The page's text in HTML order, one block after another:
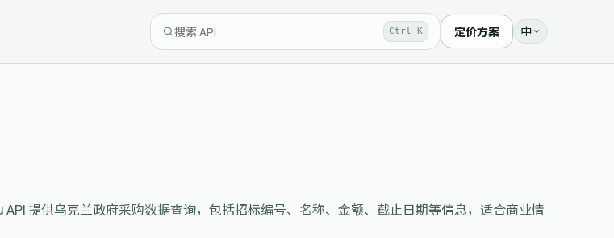
Ctrl K 定价方案 中
提供乌克兰政府采购数据查询，包括招标编号、名称、金额、截止日期等信息，适合商业情